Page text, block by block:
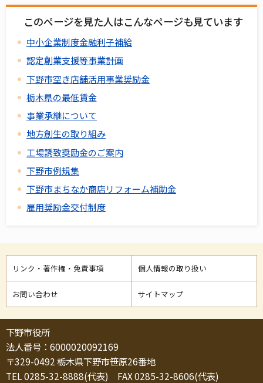
このページを見た人はこんなページも見ています
中小企業制度金融利子補給
認定創業支援等事業計画
下野市空き店舗活用事業奨励金
栃木県の最低賃金
事業承継について
地方創生の取り組み
工場誘致奨励金のご案内
下野市例規集
下野市まちなか商店リフォーム補助金
雇用奨励金交付制度
リンク・著作権・免責事項 個人情報の取り扱い
お問い合わせ サイトマップ
下野市役所
法人番号：6000020092169
〒329-0492 栃木県下野市笹原26番地
TEL 0285-32-8888(代表) FAX 0285-32-8606(代表)